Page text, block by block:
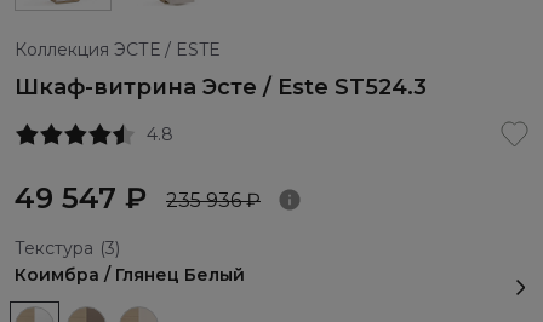
Коллекция ЭСТЕ / ESTE
Шкаф-витрина Эсте / Este ST524.3
4.8
49 547 ₽ 235 936 ₽
Текстура (3)
Коимбра / Глянец Белый